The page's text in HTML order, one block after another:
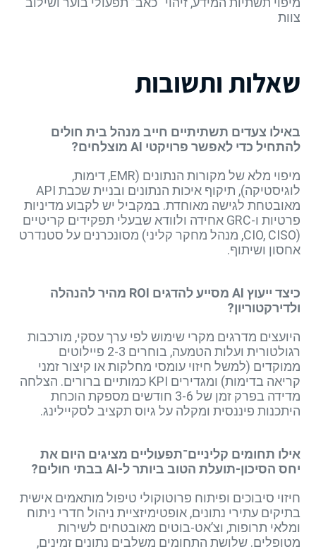
צוות
שאלות ותשובות
באילו צעדים תשתיתיים חייב מנהל בית חולים
להתחיל כדי לאפשר פרויקטי AI מוצלחים?
מיפוי מלא של מקורות הנתונים (EMR, דימות,
לוגיסטיקה), תיקוף איכות הנתונים ובניית שכבת API
מאובטחת לגישה מאוחדת. במקביל יש לקבוע מדיניות
פרטיות ו-GRC אחידה ולוודא שבעלי תפקידים קריטיים
(CIO, CISO, מנהל מחקר קליני) מסונכרנים על סטנדרט
אחסון ושיתוף.
כיצד ייעוץ AI מסייע להדגים ROI מהיר להנהלה
ולדירקטוריון?
היועצים מדרגים מקרי שימוש לפי ערך עסקי, מורכבות
רגולטורית ועלות הטמעה, בוחרים 2-3 פיילוטים
ממוקדים (למשל חיזוי עומסי מחלקות או קיצור זמני
קריאה בדימות) ומגדירים KPI כמותיים ברורים. הצלחה
מדידה בפרק זמן של 3-6 חודשים מספקת הוכחת
היתכנות פיננסית ומקלה על גיוס תקציב לסקיילינג.
אילו תחומים קליניים־תפעוליים מציגים היום את
יחס הסיכון-תועלת הטוב ביותר ל-AI בבתי חולים?
חיזוי סיבוכים ופיתוח פרוטוקולי טיפול מותאמים אישית
בתיקים עתירי נתונים, אופטימיזציית ניהול חדרי ניתוח
ומלאי תרופות, וצ’אט-בוטים מאובטחים לשירות
מטופלים. שלושת התחומים משלבים נתונים זמינים,